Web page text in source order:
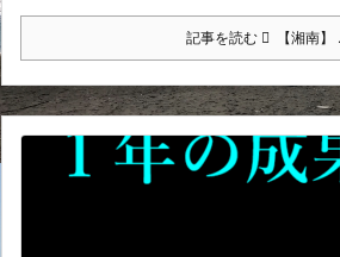
記事を読む 【湘南】